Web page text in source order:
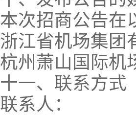
本次招商公告在
浙江省机场集团
杭州萧山国际机
十一、联系方式
联系人：